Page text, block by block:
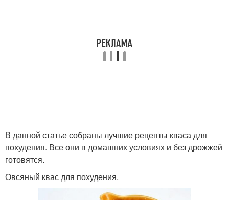
В данной статье собраны лучшие рецепты кваса для
похудения. Все они в домашних условиях и без дрожжей
готовятся.
Овсяный квас для похудения.